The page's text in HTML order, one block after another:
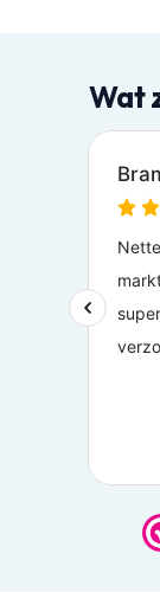
Wat